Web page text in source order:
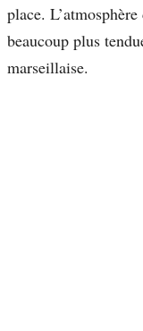
place.
beaucoup plus
marseillaise.